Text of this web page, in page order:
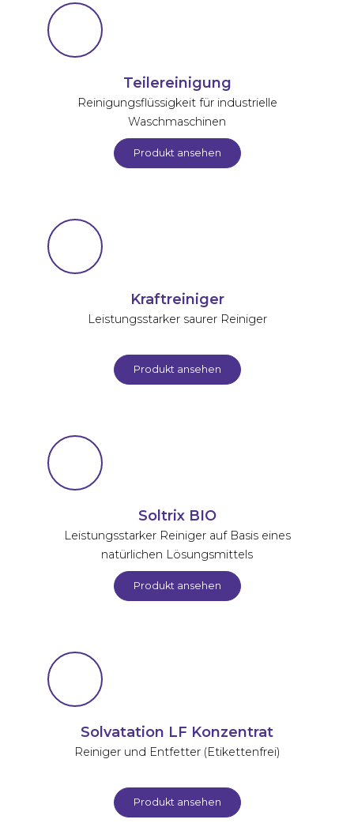
Teilereinigung
Reinigungsflüssigkeit für industrielle
Waschmaschinen
Produkt ansehen
Kraftreiniger
Leistungsstarker saurer Reiniger
Produkt ansehen
Soltrix BIO
Leistungsstarker Reiniger auf Basis eines
natürlichen Lösungsmittels
Produkt ansehen
Solvatation LF Konzentrat
Reiniger und Entfetter (Etikettenfrei)
Produkt ansehen